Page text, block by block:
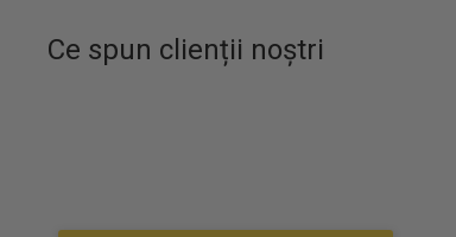
Ce spun clienții noștri